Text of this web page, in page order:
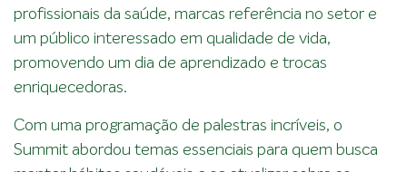
profissionais da saúde, marcas referência no setor e
um público interessado em qualidade de vida,
promovendo um dia de aprendizado e trocas
enriquecedoras.
Com uma programação de palestras incríveis, o
Summit abordou temas essenciais para quem busca